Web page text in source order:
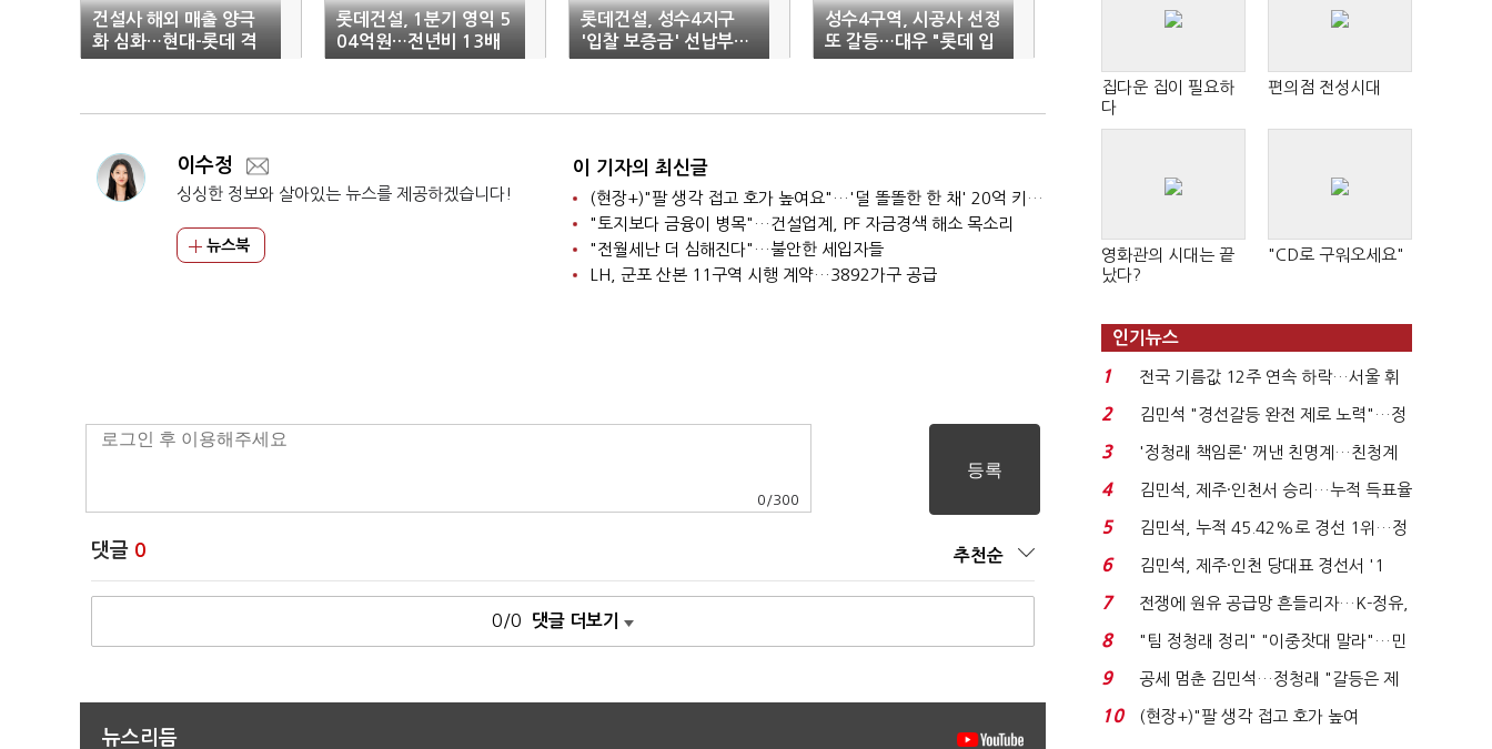
건설사 해외 매출 양극
화 심화…현대-롯데 격
차 '53배'
롯데건설, 1분기 영익 5
04억원…전년비 13배
'껑충'
롯데건설, 성수4지구
'입찰 보증금' 선납부…
강한 의지 표명
성수4구역, 시공사 선정
또 갈등…대우 "롯데 입
찰 지침 위반"
이수정
싱싱한 정보와 살아있는 뉴스를 제공하겠습니다!
뉴스북
이 기자의 최신글
(현장+)"팔 생각 접고 호가 높여요"…'덜 똘똘한 한 채' 20억 키맞추기
"토지보다 금융이 병목"…건설업계, PF 자금경색 해소 목소리
"전월세난 더 심해진다"…불안한 세입자들
LH, 군포 산본 11구역 시행 계약…3892가구 공급
0 /300
댓글 0 추천순
0/0 댓글 더보기
뉴스리듬
집다운 집이 필요하
다
편의점 전성시대
영화관의 시대는 끝
났다?
"CD로 구워오세요"
인기뉴스
1
전국 기름값 12주 연속 하락…서울 휘
발윳값 1909원...
2
김민석 "경선갈등 완전 제로 노력"…정
청래 "반명 공세 사...
3
'정청래 책임론' 꺼낸 친명계…친청계
는 추가투표 때리기...
4
김민석, 제주·인천서 승리…누적 득표율
'1위 탈환'(종합)...
5
김민석, 누적 45.42%로 경선 1위…정
청래와 격차 0.86%p(...
6
김민석, 제주·인천 당대표 경선서 '1
위'(1보)...
7
전쟁에 원유 공급망 흔들리자…K-정유,
에너지안보 핵심...
8
"팀 정청래 정리" "이중잣대 말라"…민
주 최고위원 계파 다...
9
공세 멈춘 김민석…정청래 "갈등은 제
가 수습"
10
(현장+)"팔 생각 접고 호가 높여